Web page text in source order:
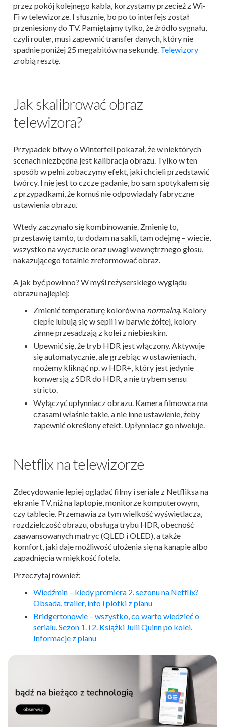
przez pokój kolejnego kabla, korzystamy przecież z Wi-
Fi w telewizorze. I słusznie, bo po to interfejs został
przeniesiony do TV. Pamiętajmy tylko, że źródło sygnału,
czyli router, musi zapewnić transfer danych, który nie
spadnie poniżej 25 megabitów na sekundę. Telewizory
zrobią resztę.
Jak skalibrować obraz
telewizora?
Przypadek bitwy o Winterfell pokazał, że w niektórych
scenach niezbędna jest kalibracja obrazu. Tylko w ten
sposób w pełni zobaczymy efekt, jaki chcieli przedstawić
twórcy. I nie jest to czcze gadanie, bo sam spotykałem się
z przypadkami, że komuś nie odpowiadały fabryczne
ustawienia obrazu.
Wtedy zaczynało się kombinowanie. Zmienię to,
przestawię tamto, tu dodam na sakli, tam odejmę – wiecie,
wszystko na wyczucie oraz uwagi wewnętrznego głosu,
nakazującego totalnie zreformować obraz.
A jak być powinno? W myśl reżyserskiego wyglądu
obrazu najlepiej:
Zmienić temperaturę kolorów na normalną. Kolory
ciepłe lubują się w sepii i w barwie żółtej, kolory
zimne przesadzają z kolei z niebieskim.
Upewnić się, że tryb HDR jest włączony. Aktywuje
się automatycznie, ale grzebiąc w ustawieniach,
możemy kliknąć np. w HDR+, który jest jedynie
konwersją z SDR do HDR, a nie trybem sensu
stricto.
Wyłączyć upłynniacz obrazu. Kamera filmowca ma
czasami właśnie takie, a nie inne ustawienie, żeby
zapewnić określony efekt. Upłynniacz go niweluje.
Netflix na telewizorze
Zdecydowanie lepiej oglądać filmy i seriale z Netfliksa na
ekranie TV, niż na laptopie, monitorze komputerowym,
czy tablecie. Przemawia za tym wielkość wyświetlacza,
rozdzielczość obrazu, obsługa trybu HDR, obecność
zaawansowanych matryc (QLED i OLED), a także
komfort, jaki daje możliwość ułożenia się na kanapie albo
zapadnięcia w miękkość fotela.
Przeczytaj również:
Wiedźmin – kiedy premiera 2. sezonu na Netflix?
Obsada, trailer, info i plotki z planu
Bridgertonowie – wszystko, co warto wiedzieć o
serialu. Sezon 1. i 2. Książki Julii Quinn po kolei.
Informacje z planu